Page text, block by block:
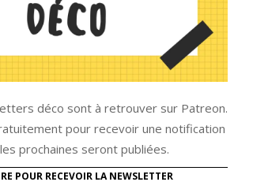
déco sont à retrouver sur Patreon.
pour recevoir une notification
prochaines seront publiées.
POUR RECEVOIR LA NEWSLETTER